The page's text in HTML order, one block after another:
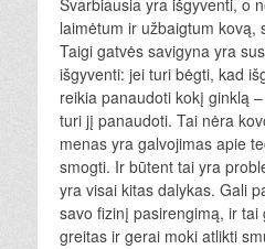
laimėtum ir užbaigtum kovą,
Taigi gatvės savigyna yra
išgyventi: jei turi bėgti, kad
reikia panaudoti kokį ginklą
turi jį panaudoti. Tai nėra
menas yra galvojimas apie
smogti. Ir būtent tai yra
yra visai kitas dalykas. Gali
savo fizinį pasirengimą, ir
greitas ir gerai moki atlikti